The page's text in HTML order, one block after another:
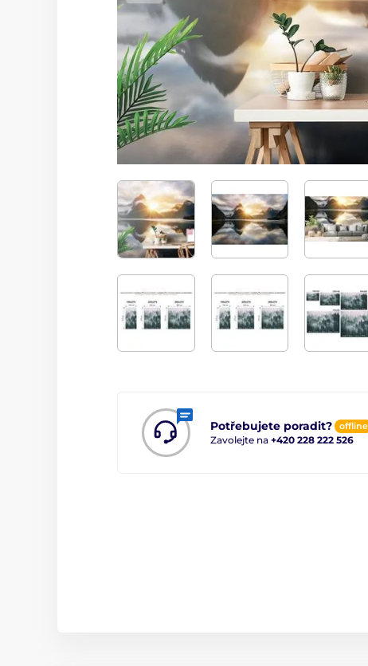
Potřebujete poradit? offline
Zavolejte na +420 228 222 526